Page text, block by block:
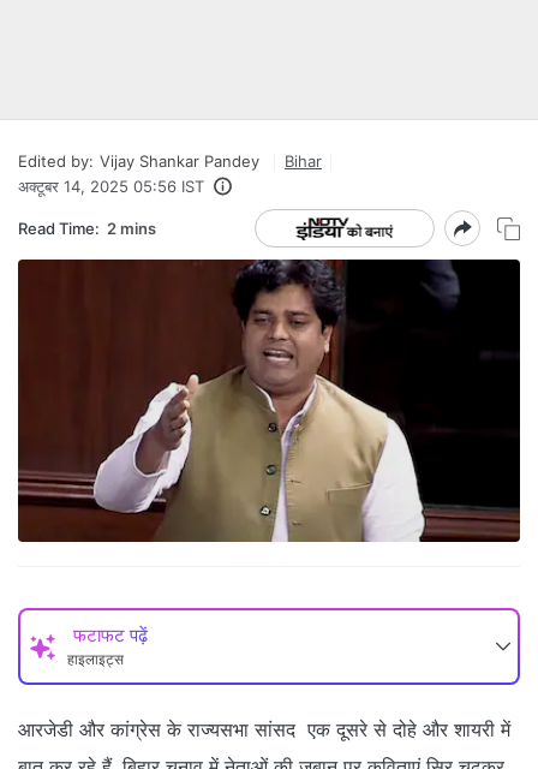
Edited by: Vijay Shankar Pandey
Bihar
अक्टूबर 14, 2025 05:56 IST
Read Time: 2 mins
फटाफट पढ़ें
हाइलाइट्स
आरजेडी और कांग्रेस के राज्यसभा सांसद एक दूसरे से दोहे और शायरी में